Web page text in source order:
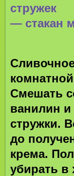
стружек
— стакан
Смешать
ванилин и
стружки.
до
крема.
убирать в